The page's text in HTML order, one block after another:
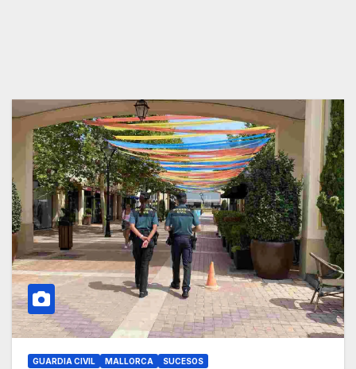
GUARDIA CIVIL MALLORCA SUCESOS